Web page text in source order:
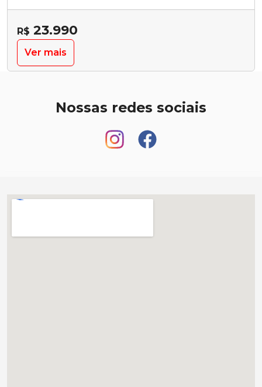
R$ 23.990
Ver mais
Nossas redes sociais